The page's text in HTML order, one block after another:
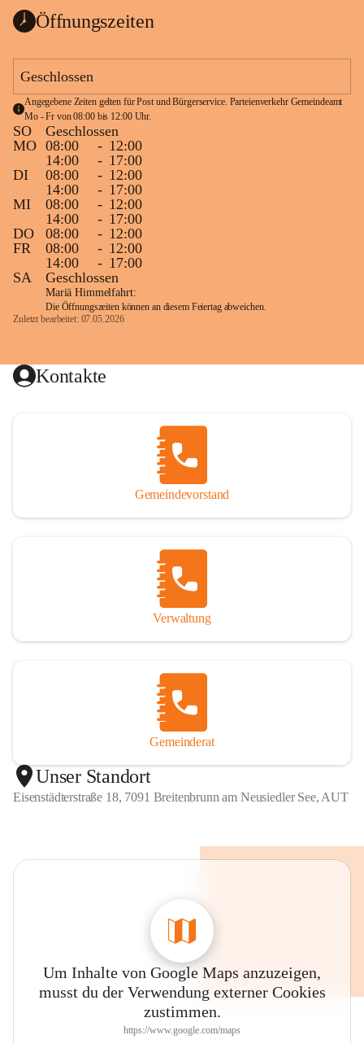
Öffnungszeiten
Geschlossen
Angegebene Zeiten gelten für Post und Bürgerservice. Parteienverkehr Gemeindeamt
Mo - Fr von 08:00 bis 12:00 Uhr.
SO
Geschlossen
MO 08:00 - 12:00
14:00
- 17:00
DI
08:00 - 12:00
14:00
- 17:00
MI
08:00 - 12:00
14:00
- 17:00
DO
08:00 - 12:00
FR
08:00 - 12:00
14:00
- 17:00
SA
Geschlossen
Mariä Himmelfahrt:
Die Öffnungszeiten können an diesem Feiertag abweichen.
Zuletzt bearbeitet: 07.05.2026
Kontakte
Gemeindevorstand
Verwaltung
Gemeinderat
Unser Standort
Eisenstädterstraße 18, 7091 Breitenbrunn am Neusiedler See, AUT
Um Inhalte von Google Maps anzuzeigen,
musst du der Verwendung externer Cookies
zustimmen.
https://www.google.com/maps